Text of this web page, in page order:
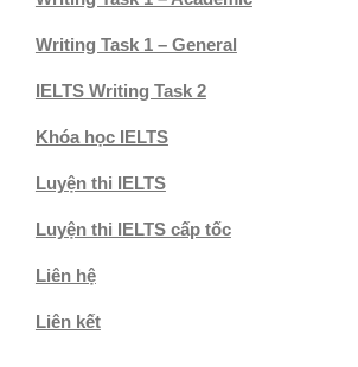
Writing Task 1 – General
IELTS Writing Task 2
Khóa học IELTS
Luyện thi IELTS
Luyện thi IELTS cấp tốc
Liên hệ
Liên kết